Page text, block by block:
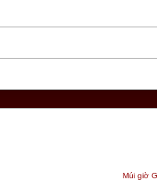
Múi giờ